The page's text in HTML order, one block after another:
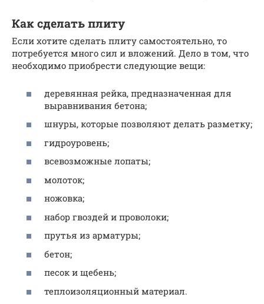
Как сделать плиту
Если хотите сделать плиту самостоятельно, то
потребуется много сил и вложений. Дело в том, что
необходимо приобрести следующие вещи:
деревянная рейка, предназначенная для
выравнивания бетона;
шнуры, которые позволяют делать разметку;
гидроуровень;
всевозможные лопаты;
молоток;
ножовка;
набор гвоздей и проволоки;
прутья из арматуры;
бетон;
песок и щебень;
теплоизоляционный материал.